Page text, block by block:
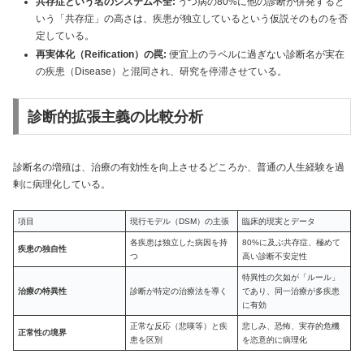
いう「共存症」の高さは、疾患が独立しているという仮説そのものを否
定している。
再実体化（Reification）の罠: 便宜上のラベルに過ぎない診断名が実在
の疾患（Disease）と混同され、研究を停滞させている。
診断的拡張主義の比較分析
診断名の増殖は、治療の有効性を向上させるどころか、普通の人生経験を過
剰に病理化している。
項目 現行モデル（DSM）の主張 臨床的現実とデータ
疾患の独自性
各疾患は独立した病因を持
つ
80%に及ぶ共存症、極めて
高い診断不安定性
治療の特異性 診断が特定の治療法を導く
特異性の欠如が「ルール」
であり、同一治療が多疾患
に有効
正常性の境界
正常な反応（悲嘆等）と疾
患を区別
悲しみ、恐怖、実存的危機
を恣意的に病理化